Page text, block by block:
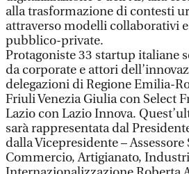
alla trasformazione di contesti
attraverso modelli collaborativi
pubblico-private.
Protagoniste 33 startup italiane
da corporate e attori
delegazioni di Regione Emilia-
Friuli Venezia Giulia con Select
Lazio con Lazio Innova.
sarà rappresentata dal
dalla Vicepresidente –
Commercio, Artigianato,